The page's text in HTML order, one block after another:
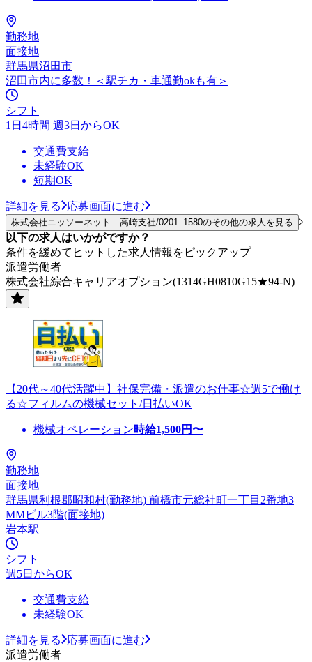
勤務地
面接地
群馬県沼田市
沼田市内に多数！＜駅チカ・車通勤okも有＞
シフト
1日4時間 週3日からOK
交通費支給
未経験OK
短期OK
詳細を見る 応募画面に進む
株式会社ニッソーネット 高崎支社/0201_1580のその他の求人を見る
以下の求人はいかがですか？
条件を緩めてヒットした求人情報をピックアップ
派遣労働者
株式会社綜合キャリアオプション(1314GH0810G15★94-N)
【20代～40代活躍中】社保完備・派遣のお仕事☆週5で働け
る☆フィルムの機械セット/日払いOK
機械オペレーション時給1,500円〜
勤務地
面接地
群馬県利根郡昭和村(勤務地) 前橋市元総社町一丁目2番地3
MMビル3階(面接地)
岩本駅
シフト
週5日からOK
交通費支給
未経験OK
詳細を見る
応募画面に進む
派遣労働者